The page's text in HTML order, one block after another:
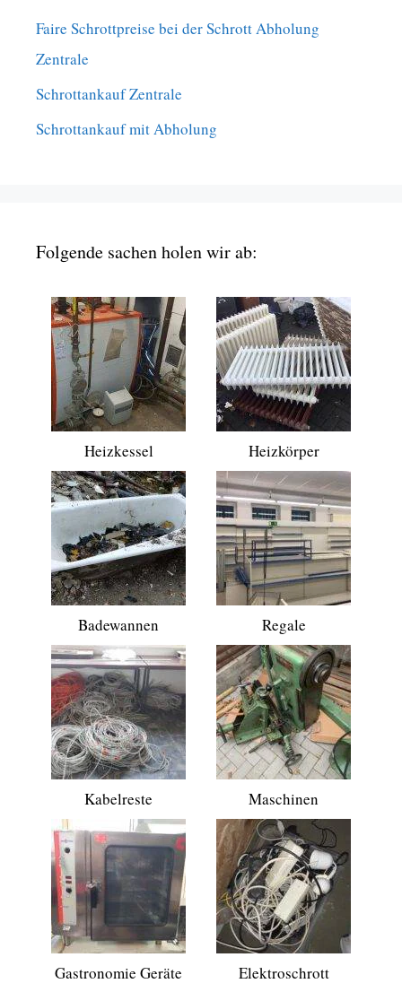
Faire Schrottpreise bei der Schrott Abholung
Zentrale
Schrottankauf Zentrale
Schrottankauf mit Abholung
Folgende sachen holen wir ab:
Heizkessel Heizkörper
Badewannen Regale
Kabelreste Maschinen
Gastronomie Geräte Elektroschrott